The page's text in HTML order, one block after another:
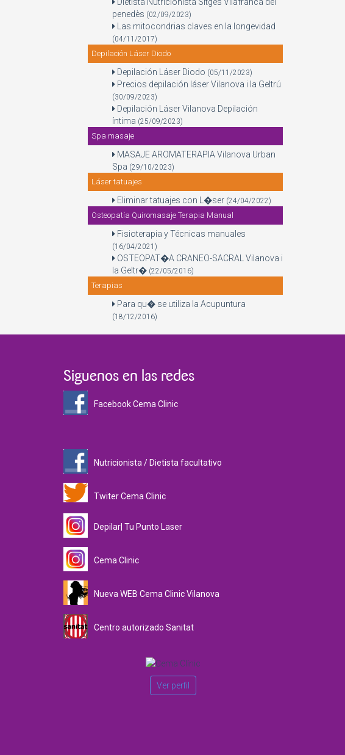
penedès (02/09/2023)
Las mitocondrias claves en la longevidad
(04/11/2017)
Depilación Láser Diodo
Depilación Láser Diodo (05/11/2023)
Precios depilación láser Vilanova i la Geltrú
(30/09/2023)
Depilación Láser Vilanova Depilación
íntima (25/09/2023)
Spa masaje
MASAJE AROMATERAPIA Vilanova Urban
Spa (29/10/2023)
Láser tatuajes
Eliminar tatuajes con L�ser (24/04/2022)
Osteopatía Quiromasaje Terapia Manual
Fisioterapia y Técnicas manuales
(16/04/2021)
OSTEOPAT�A CRANEO-SACRAL Vilanova i
la Geltr� (22/05/2016)
Terapias
Para qu� se utiliza la Acupuntura
(18/12/2016)
Siguenos en las redes
Facebook Cema Clinic
Nutricionista / Dietista facultativo
Twiter Cema Clinic
Depilar| Tu Punto Laser
Cema Clinic
Nueva WEB Cema Clinic Vilanova
Centro autorizado Sanitat
Ver perfil